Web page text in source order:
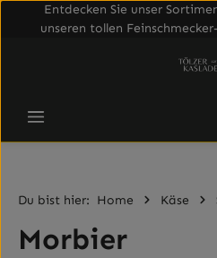
Entdecken Sie unser
unseren tollen
Du bist hier: Home Käse
Morbier